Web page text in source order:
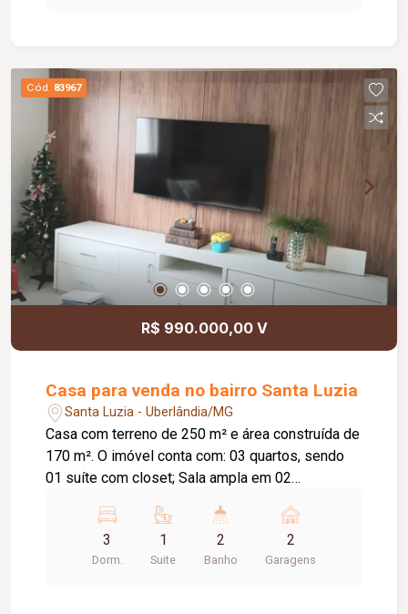
Cód. 83967
R$ 990.000,00 V
Casa para venda no bairro Santa Luzia
Santa Luzia - Uberlândia/MG
Casa com terreno de 250 m² e área construída de
170 m². O imóvel conta com: 03 quartos, sendo
01 suíte com closet; Sala ampla em 02
a parede; Jardim de inverno; Cozinha com
armários planejados e coifa; Lavanderia
independente; Despensa; Área gourmet; Piscina
3
Dorm.
1
Suite
2
Banho
2
Garagens